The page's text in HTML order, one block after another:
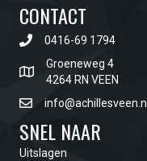
CONTACT
0416-69 1794
Groeneweg 4
4264 RN VEEN
info@achillesveen.nl
SNEL NAAR
Uitslagen